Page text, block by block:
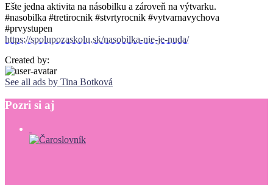
Ešte jedna aktivita na násobilku a zároveň na výtvarku.
#nasobilka #tretirocnik #stvrtyrocnik #vytvarnavychova
#prvystupen
https://spolupozaskolu.sk/nasobilka-nie-je-nuda/
Created by:
See all ads by Tina Botková
Pozri si aj